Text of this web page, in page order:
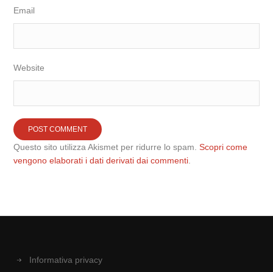
Email
Website
Questo sito utilizza Akismet per ridurre lo spam.Scopri come
vengono elaborati i dati derivati dai commenti
Informativa privacy